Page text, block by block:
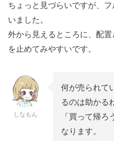
ちょっと見づらいですが、
いました。
外から見えるところに、配
を止めてみやすいです。
しなもん
何が売られて
るのは助かる
「買って帰ろ
なります。